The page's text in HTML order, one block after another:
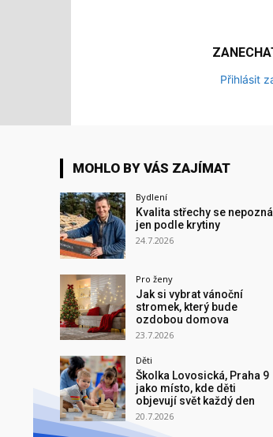
Přihlásit
MOHLO BY VÁS ZAJÍMAT
Bydlení
Kvalita střechy se nepozná
jen podle krytiny
24.7.2026
Pro ženy
Jak si vybrat vánoční
stromek, který bude
ozdobou domova
23.7.2026
Děti
Školka Lovosická, Praha 9
jako místo, kde děti
objevují svět každý den
20.7.2026